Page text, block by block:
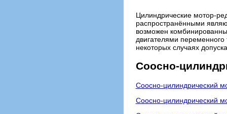
Цилиндрические мотор-
распространёнными
возможен
двигателями
некоторых случаях
Соосно-
Соосно-цилиндрический
Соосно-цилиндрический